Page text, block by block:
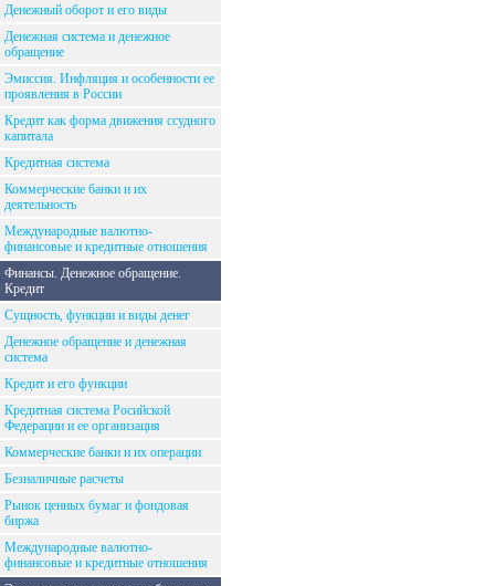
Денежный оборот и его виды
Денежная система и денежное
обращение
Эмиссия. Инфляция и особенности ее
проявления в России
Кредит как форма движения ссудного
капитала
Кредитная система
Коммерческие банки и их
деятельность
Международные валютно-
финансовые и кредитные отношения
Финансы. Денежное обращение.
Кредит
Сущность, функции и виды денег
Денежное обращение и денежная
система
Кредит и его функции
Кредитная система Росийской
Федерации и ее организация
Коммерческие банки и их операции
Безналичные расчеты
Рынок ценных бумаг и фондовая
биржа
Международные валютно-
финансовые и кредитные отношения